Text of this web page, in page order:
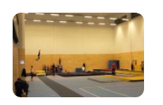
Östermalm